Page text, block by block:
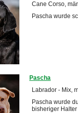
Cane Corso,
Pascha wurde
Pascha
Labrador - Mix,
Pascha wurde
bisheriger